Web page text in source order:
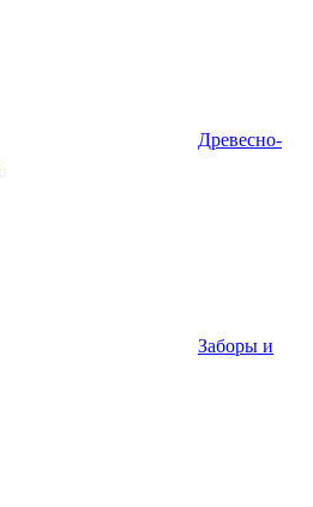
Древесно-
Заборы и